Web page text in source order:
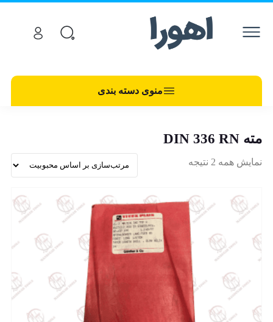
منوی دسته بندی
مته DIN 336 RN
نمایش همه 2 نتیجه